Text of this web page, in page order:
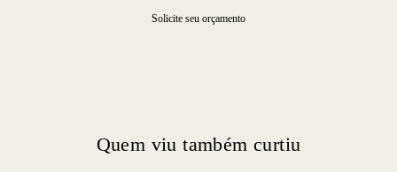
Solicite seu orçamento
Quem viu também curtiu